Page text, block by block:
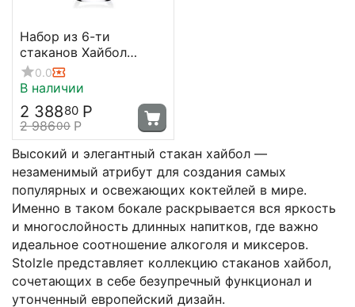
Набор из 6-ти
стаканов Хайбол
Grandezza 265мл;
D=60, H=114мм, Stolzle
0.0
В наличии
2 38880 Р
2 98600 Р
Высокий и элегантный стакан хайбол —
незаменимый атрибут для создания самых
популярных и освежающих коктейлей в мире.
Именно в таком бокале раскрывается вся яркость
и многослойность длинных напитков, где важно
идеальное соотношение алкоголя и миксеров.
Stolzle представляет коллекцию стаканов хайбол,
сочетающих в себе безупречный функционал и
утонченный европейский дизайн.